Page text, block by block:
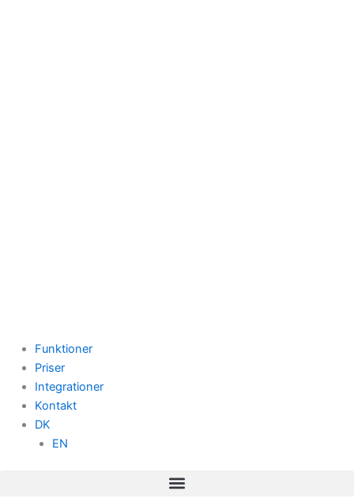
Funktioner
Priser
Integrationer
Kontakt
DK
EN